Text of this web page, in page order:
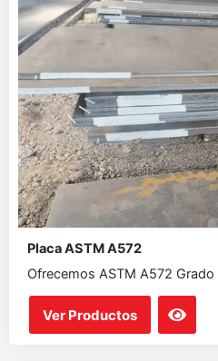
Placa ASTM A572
Ofrecemos ASTM A572
Ver Productos